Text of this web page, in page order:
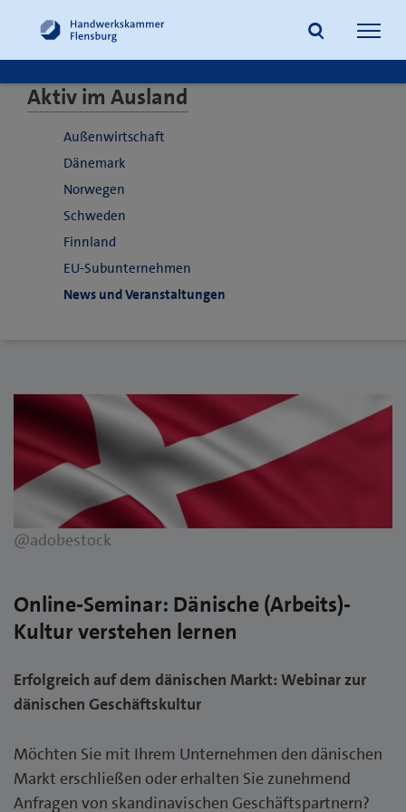
Aktiv im Ausland
Außenwirtschaft
Dänemark
Norwegen
Schweden
Finnland
EU-Subunternehmen
News und Veranstaltungen
@adobestock
Online-Seminar: Dänische (Arbeits)-
Kultur verstehen lernen
Erfolgreich auf dem dänischen Markt: Webinar zur
dänischen Geschäftskultur
Möchten Sie mit Ihrem Unternehmen den dänischen
Markt erschließen oder erhalten Sie zunehmend
Anfragen von skandinavischen Geschäftspartnern?